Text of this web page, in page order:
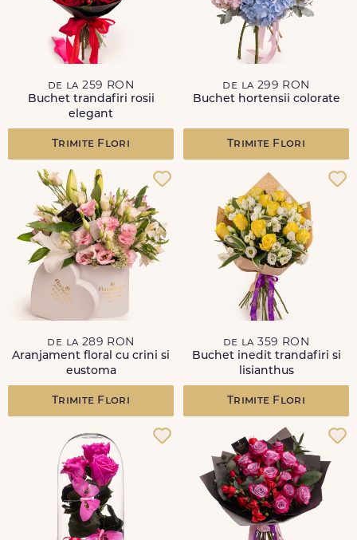
de la 259 RON
Buchet trandafiri rosii
elegant
Trimite Flori
de la 299 RON
Buchet hortensii colorate
Trimite Flori
de la 289 RON
Aranjament floral cu crini si
eustoma
Trimite Flori
de la 359 RON
Buchet inedit trandafiri si
lisianthus
Trimite Flori